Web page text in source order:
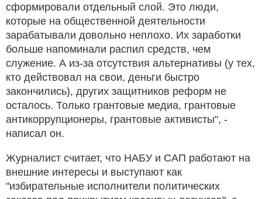
сформировали отдельный слой. Это люди,
которые на общественной деятельности
зарабатывали довольно неплохо. Их заработки
больше напоминали распил средств, чем
служение. А из-за отсутствия альтернативы (у тех,
кто действовал на свои, деньги быстро
закончились), других защитников реформ не
осталось. Только грантовые медиа, грантовые
антикоррупционеры, грантовые активисты", -
написал он.
Журналист считает, что НАБУ и САП работают на
внешние интересы и выступают как
"избирательные исполнители политических